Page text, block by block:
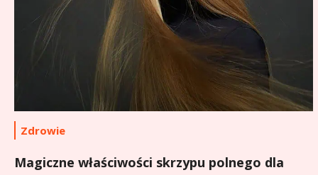
Zdrowie
Magiczne właściwości skrzypu polnego dla